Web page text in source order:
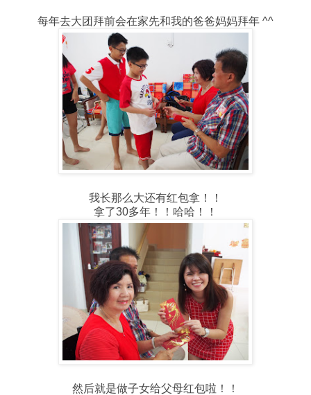
每年去大团拜前会在家先和我的爸爸妈妈拜年 ^^
我长那么大还有红包拿！！
拿了30多年！！哈哈！！
然后就是做子女给父母红包啦！！